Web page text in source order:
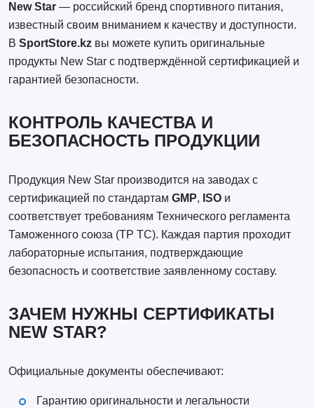
New Star— российский бренд спортивного питания,
известный своим вниманием к качеству и доступности.
В SportStore.kzвы можете купить оригинальные
продукты New Star с подтверждённой сертификацией и
гарантией безопасности.
КОНТРОЛЬ КАЧЕСТВА И
БЕЗОПАСНОСТЬ ПРОДУКЦИИ
Продукция New Star производится на заводах с
сертификацией по стандартам GMP, ISOи
соответствует требованиям Технического регламента
Таможенного союза (ТР ТС). Каждая партия проходит
лабораторные испытания, подтверждающие
безопасность и соответствие заявленному составу.
ЗАЧЕМ НУЖНЫ СЕРТИФИКАТЫ
NEW STAR?
Официальные документы обеспечивают:
Гарантию оригинальности и легальности